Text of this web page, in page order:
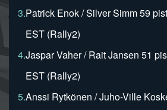
3.Patrick Enok / Silver Simm 59
EST (Rally2)
4.Jaspar Vaher / Rait Jansen 51
EST (Rally2)
5.Anssi Rytkönen / Juho-Ville